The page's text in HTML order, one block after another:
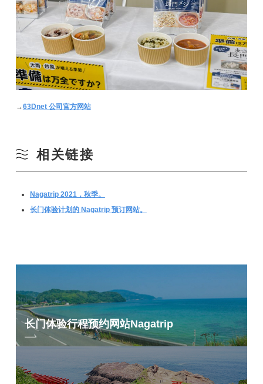
→63Dnet 公司官方网站
相关链接
Nagatrip 2021，秋季。
长门体验计划的 Nagatrip 预订网站。
长门体验行程预约网站Nagatrip